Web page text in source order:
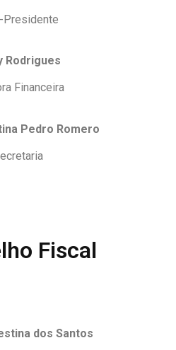
Presidente
Rodrigues
Financeira
Pedro Romero
Fiscal
dos Santos